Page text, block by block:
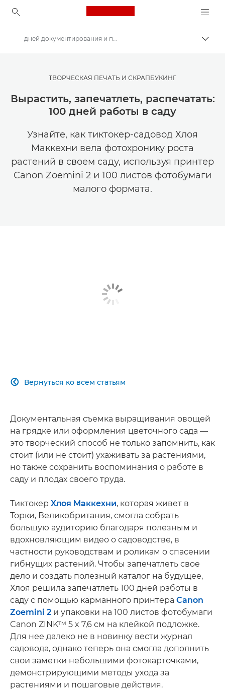
Canon Logo, back to
Мастерская творчества | Советы по фотографии и печати и руководства для покупателей
Истории о фотографии и творчестве
дней документирования и печать наклеек
ТВОРЧЕСКАЯ ПЕЧАТЬ И СКРАПБУКИНГ
Вырастить, запечатлеть, распечатать:
100 дней работы в саду
Узнайте, как тиктокер-садовод Хлоя
Маккехни вела фотохронику роста
растений в своем саду, используя принтер
Canon Zoemini 2 и 100 листов фотобумаги
малого формата.
Вернуться ко всем статьям

Документальная съемка выращивания овощей
на грядке или оформления цветочного сада —
это творческий способ не только запомнить, как
стоит (или не стоит) ухаживать за растениями,
но также сохранить воспоминания о работе в
саду и плодах своего труда.
Тиктокер Хлоя Маккехни, которая живет в
Торки, Великобритания, смогла собрать
большую аудиторию благодаря полезным и
вдохновляющим видео о садоводстве, в
частности руководствам и роликам о спасении
гибнущих растений. Чтобы запечатлеть свое
дело и создать полезный каталог на будущее,
Хлоя решила запечатлеть 100 дней работы в
саду с помощью карманного принтера Canon
Zoemini 2 и упаковки на 100 листов фотобумаги
Canon ZINK™ 5 x 7,6 см на клейкой подложке.
Для нее далеко не в новинку вести журнал
садовода, однако теперь она смогла дополнить
свои заметки небольшими фотокарточками,
демонстрирующими методы ухода за
растениями и пошаговые действия.